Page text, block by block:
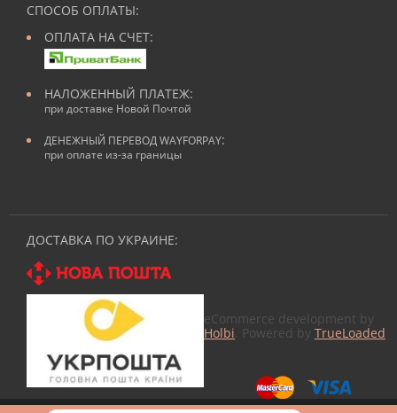
СПОСОБ ОПЛАТЫ:
ОПЛАТА НА СЧЕТ:
НАЛОЖЕННЫЙ ПЛАТЕЖ:
при доставке Новой Почтой
ДЕНЕЖНЫЙ ПЕРЕВОД WAYFORPAY:
при оплате из-за границы
ДОСТАВКА ПО УКРАИНЕ:
eCommerce development by
Holbi . Powered by TrueLoaded